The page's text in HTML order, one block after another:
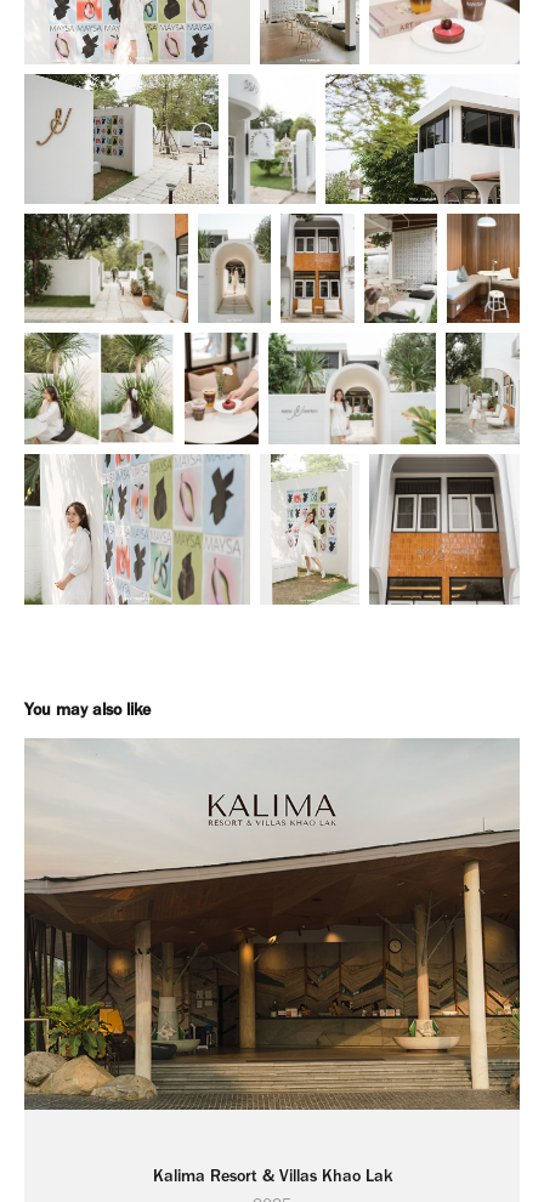
You may also like
Kalima Resort & Villas Khao Lak